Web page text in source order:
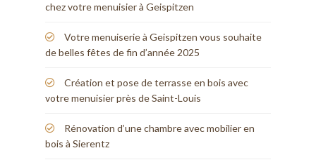
chez votre menuisier à Geispitzen
Votre menuiserie à Geispitzen vous souhaite
de belles fêtes de fin d’année 2025
Création et pose de terrasse en bois avec
votre menuisier près de Saint-Louis
Rénovation d’une chambre avec mobilier en
bois à Sierentz